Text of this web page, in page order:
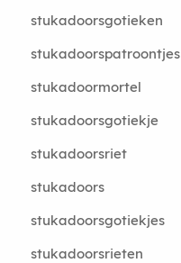
stukadoorsgotieken
stukadoorspatroontjes
stukadoormortel
stukadoorsgotiekje
stukadoorsriet
stukadoors
stukadoorsgotiekjes
stukadoorsrieten